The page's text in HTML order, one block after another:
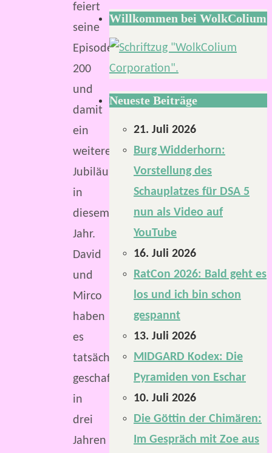
feiert
seine
Episode
200
und
damit
ein
weiteres
Jubiläum
in
diesem
Jahr.
David
und
Mirco
haben
es
tatsächlich
geschafft,
in
drei
Jahren
Willkommen bei WolkColium
Neueste Beiträge
21. Juli 2026
Burg Widderhorn:
Vorstellung des
Schauplatzes für DSA 5
nun als Video auf
YouTube
16. Juli 2026
RatCon 2026: Bald geht es
los und ich bin schon
gespannt
13. Juli 2026
MIDGARD Kodex: Die
Pyramiden von Eschar
10. Juli 2026
Die Göttin der Chimären:
Im Gespräch mit Zoe aus